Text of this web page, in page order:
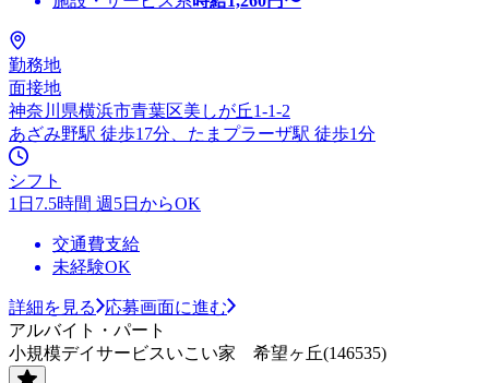
勤務地
面接地
神奈川県横浜市青葉区美しが丘1-1-2
あざみ野駅 徒歩17分、たまプラーザ駅 徒歩1分
シフト
1日7.5時間 週5日からOK
交通費支給
未経験OK
詳細を見る
応募画面に進む
アルバイト・パート
小規模デイサービスいこい家 希望ヶ丘(146535)